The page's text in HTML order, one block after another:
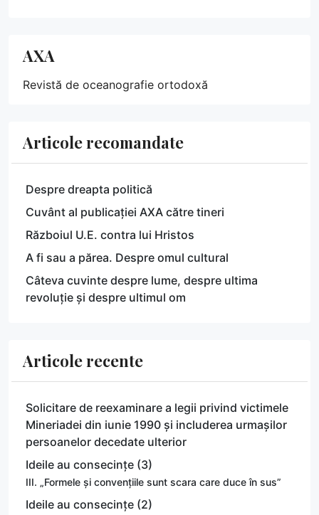
AXA
Revistă de oceanografie ortodoxă
Articole recomandate
Despre dreapta politică
Cuvânt al publicației AXA către tineri
Războiul U.E. contra lui Hristos
A fi sau a părea. Despre omul cultural
Câteva cuvinte despre lume, despre ultima
revoluție și despre ultimul om
Articole recente
Solicitare de reexaminare a legii privind victimele
Mineriadei din iunie 1990 și includerea urmașilor
persoanelor decedate ulterior
Ideile au consecințe (3)
III. „Formele și convențiile sunt scara care duce în sus”
Ideile au consecințe (2)